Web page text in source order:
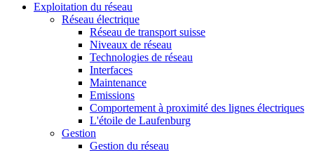
Exploitation du réseau
Réseau électrique
Réseau de transport suisse
Niveaux de réseau
Technologies de réseau
Interfaces
Maintenance
Emissions
Comportement à proximité des lignes électriques
L'étoile de Laufenburg
Gestion
Gestion du réseau